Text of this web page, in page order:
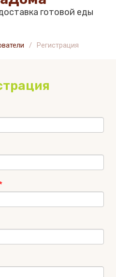
готовой еды
/ Регистрация